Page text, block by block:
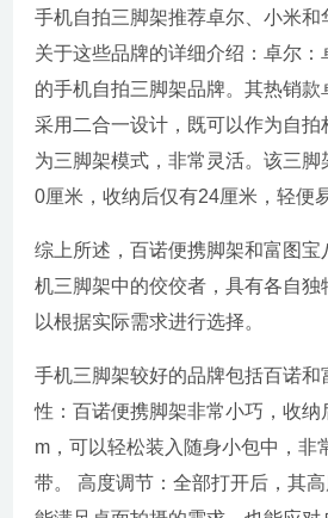
手机自拍三脚架推荐卓尔、小米和
关于这些品牌的详细介绍：卓尔：
的手机自拍三脚架品牌。其热销
采用二合一设计，既可以作为自拍
为三脚架模式，非常灵活。该三脚
0厘米，收纳后仅有24厘米，轻便
综上所述，百诺便携脚架和富图
机三脚架中的佼佼者，具有各自
以根据实际需求进行选择。
手机三脚架较好的品牌包括百诺和
性：百诺便携脚架非常小巧，收纳
m，可以轻松装入随身小包中，非
带。 高度调节：全部打开后，其